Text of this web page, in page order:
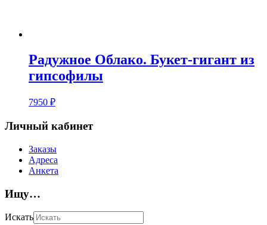
Радужное Облако. Букет-гигант из
гипсофилы
7950 ₽
Личный кабинет
Заказы
Адреса
Анкета
Ищу…
Искать